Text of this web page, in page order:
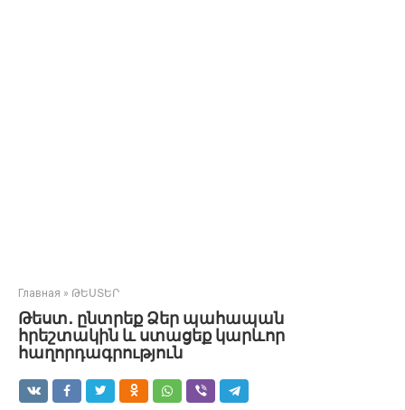
Главная » ԹԵՍՏԵՐ
Թեստ․ ընտրեք Ձեր պահապան
հրեշտակին և ստացեք կարևոր
հաղորդագրություն